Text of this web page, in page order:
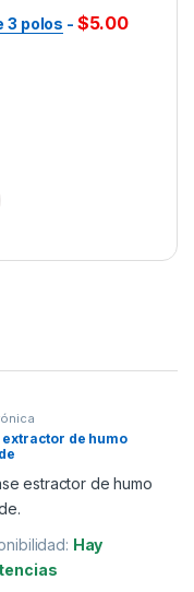
3 polos - $5.00
extractor de humo
Hay